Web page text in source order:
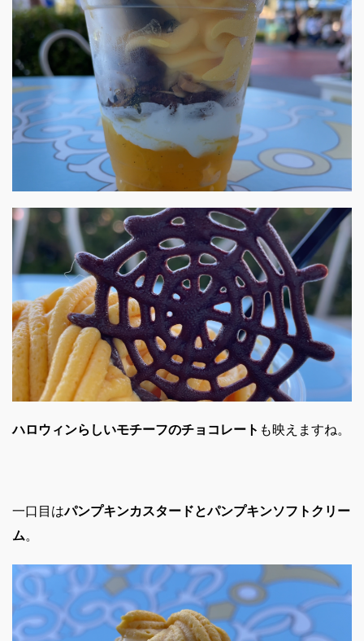
ハロウィンらしいモチーフのチョコレート も映えますね。
一口目はパンプキンカスタードとパンプキンソフトクリー
ム。